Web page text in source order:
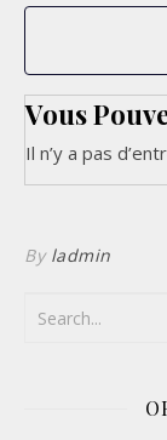
Vous
Il n’y a pas
By ladmin